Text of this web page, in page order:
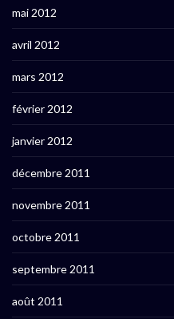
mai 2012
avril 2012
mars 2012
février 2012
janvier 2012
décembre 2011
novembre 2011
octobre 2011
septembre 2011
août 2011